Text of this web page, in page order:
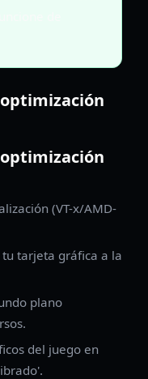
(VT-x/AMD-
tarjeta gráfica a la
plano
del juego en